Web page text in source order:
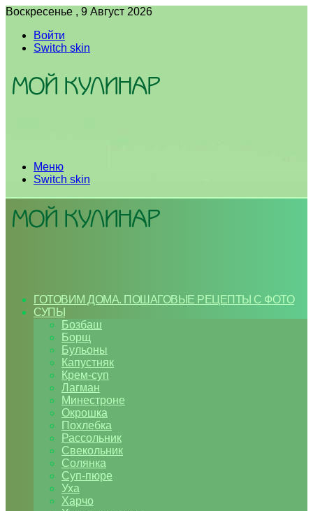
Воскресенье , 9 Август 2026
Войти
Switch skin
Меню
Switch skin
ГОТОВИМ ДОМА. ПОШАГОВЫЕ РЕЦЕПТЫ С ФОТО
СУПЫ
Бозбаш
Борщ
Бульоны
Капустняк
Крем-суп
Лагман
Минестроне
Окрошка
Похлебка
Рассольник
Свекольник
Солянка
Суп-пюре
Уха
Харчо